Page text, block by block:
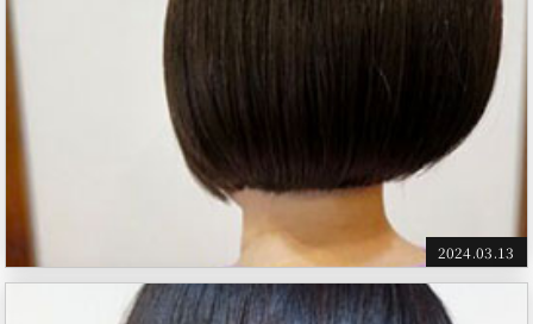
2024.03.13